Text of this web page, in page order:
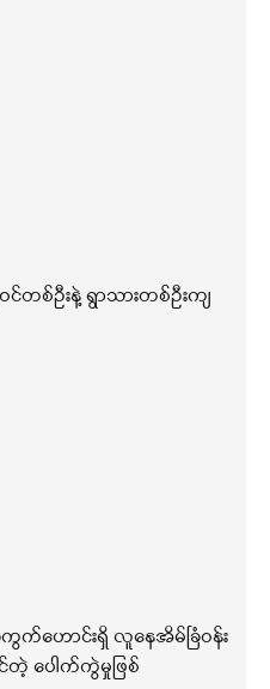
တစ်ဦးနဲ့ ရွာသားတစ်ဦးကျ
က်ဟောင်းရှိ လူနေအိမ်ခြံဝန်း
ပေါက်ကွဲမှုဖြစ်